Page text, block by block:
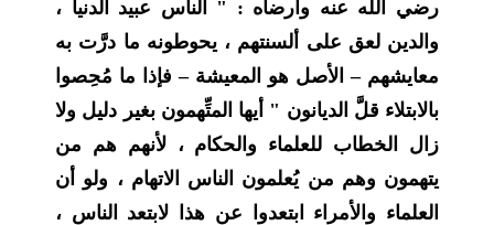
رضي الله عنه وأرضاه : " الناس عبيد الدنيا ،
والدين لعق على ألسنتهم ، يحوطونه ما درَّت به
معايشهم – الأصل هو المعيشة – فإذا ما مُحِصوا
بالابتلاء قلَّ الديانون " أيها المتِّهمون بغير دليل ولا
زال الخطاب للعلماء والحكام ، لأنهم هم من
يتهمون وهم من يُعلمون الناس الاتهام ، ولو أن
العلماء والأمراء ابتعدوا عن هذا لابتعد الناس ،